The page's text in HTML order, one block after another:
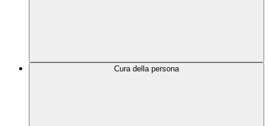
Cura della persona